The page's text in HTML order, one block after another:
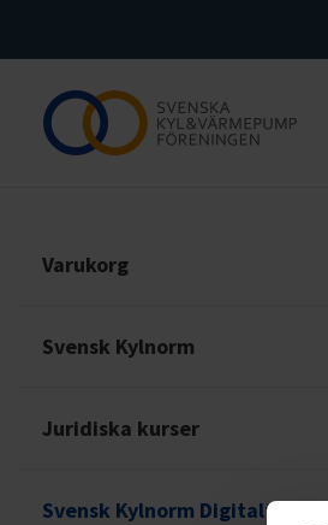
Varukorg
Svensk Kylnorm
Juridiska kurser
Svensk Kylnorm Digitalt